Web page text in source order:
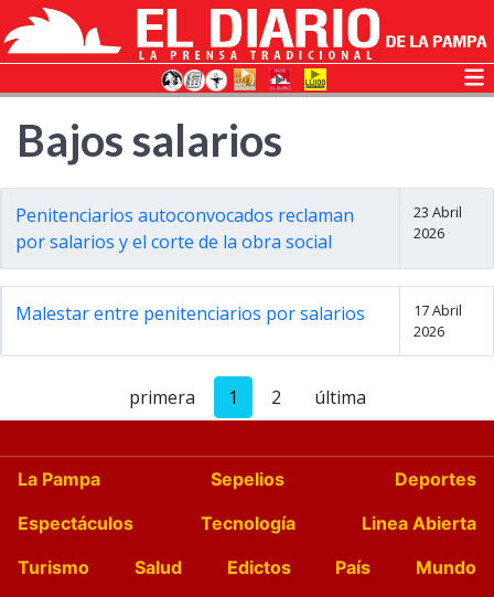
Bajos salarios
Penitenciarios autoconvocados reclaman
por salarios y el corte de la obra social
23 Abril
2026
Malestar entre penitenciarios por salarios
17 Abril
2026
primera 1 2 última
La Pampa Sepelios
Deportes
Espectáculos
Tecnología
Linea Abierta
Turismo
Salud Edictos País
Mundo